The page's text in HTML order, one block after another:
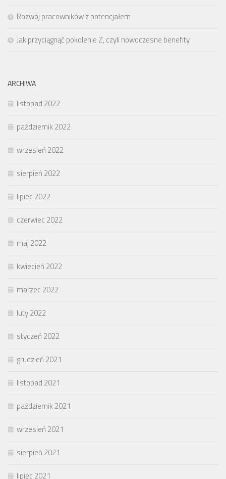
Rozwój pracowników z potencjałem
Jak przyciągnąć pokolenie Z, czyli nowoczesne benefity
ARCHIWA
listopad 2022
październik 2022
wrzesień 2022
sierpień 2022
lipiec 2022
czerwiec 2022
maj 2022
kwiecień 2022
marzec 2022
luty 2022
styczeń 2022
grudzień 2021
listopad 2021
październik 2021
wrzesień 2021
sierpień 2021
lipiec 2021